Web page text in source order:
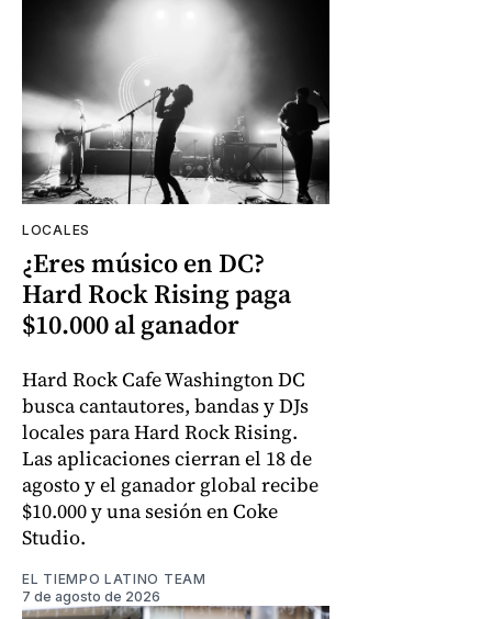
LOCALES
¿Eres músico en DC?
Hard Rock Rising paga
$10.000 al ganador
Hard Rock Cafe Washington DC
busca cantautores, bandas y DJs
locales para Hard Rock Rising.
Las aplicaciones cierran el 18 de
agosto y el ganador global recibe
$10.000 y una sesión en Coke
Studio.
EL TIEMPO LATINO TEAM
7 de agosto de 2026